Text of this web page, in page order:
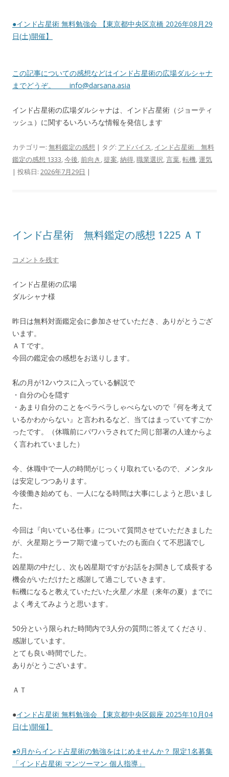
●インド占星術 無料勉強会 【東京都中央区京橋 2026年08月29
日(土)開催】
この記事についての感想などはインド占星術の広場ダルシャナ
までどうぞ。 info@darsana.asia
インド占星術の広場ダルシャナは、インド占星術（ジョーティ
ッシュ）に関するいろいろな情報を発信します
カテゴリー: 無料鑑定の感想 | タグ: アドバイス, インド占星術 無料
鑑定の感想 1333,今後,前向き ,提案,納得,職業選択,言葉,転機,運気
| 投稿日: 2026年7月29日 |
インド占星術 無料鑑定の感想 1225 ＡＴ
コメントを残す
インド占星術の広場
ダルシャナ様
昨日は無料対面鑑定会に参加させていただき、ありがとうござ
います。
ＡＴです。
今回の鑑定会の感想をお送りします。
私の月が12ハウスに入っている解説で
・自分の心を隠す
・あまり自分のことをベラベラしゃべらないので『何を考えて
いるかわからない』と言われるなど、当てはまっていてすごか
ったです。（休職前にパワハラされてた同じ部署の人達からよ
く言われていました）
今、休職中で一人の時間がじっくり取れているので、メンタル
は安定しつつあります。
今後働き始めても、一人になる時間は大事にしようと思いまし
た。
今回は『向いている仕事』について質問させていただきました
が、火星期とラーフ期で違っていたのも面白くて不思議でし
た。
凶星期の中だし、次も凶星期ですがお話をお聞きして成長する
機会がいただけたと感謝して過ごしていきます。
転機になると教えていただいた火星／水星（来年の夏）までに
よく考えてみようと思います。
50分という限られた時間内で3人分の質問に答えてくださり、
感謝しています。
とても良い時間でした。
ありがとうございます。
ＡＴ
●インド占星術 無料勉強会 【東京都中央区銀座 2025年10月04
日(土)開催】
●9月からインド占星術の勉強をはじめませんか？ 限定1名募集
「インド占星術 マンツーマン 個人指導」